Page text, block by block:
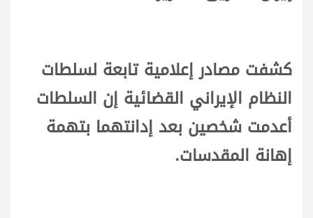
كشفت مصادر إعلامية تابعة لسلطات
النظام الإيراني القضائية إن السلطات
أعدمت شخصين بعد إدانتهما بتهمة
إهانة المقدسات.